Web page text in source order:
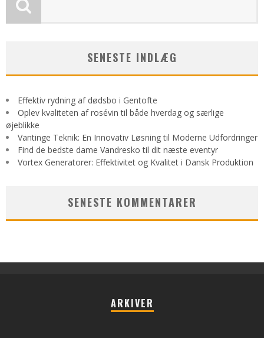
SENESTE INDLÆG
Effektiv rydning af dødsbo i Gentofte
Oplev kvaliteten af rosévin til både hverdag og særlige
øjeblikke
Vantinge Teknik: En Innovativ Løsning til Moderne Udfordringer
Find de bedste dame Vandresko til dit næste eventyr
Vortex Generatorer: Effektivitet og Kvalitet i Dansk Produktion
SENESTE KOMMENTARER
ARKIVER